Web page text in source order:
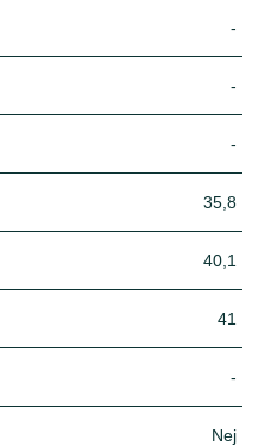
-
-
-
35,8
40,1
41
-
Nej